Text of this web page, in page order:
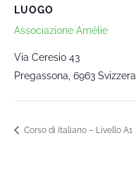
LUOGO
Associazione Amélie
Via Ceresio 43
Pregassona 6963 Svizzera
Corso di italiano – Livello A1